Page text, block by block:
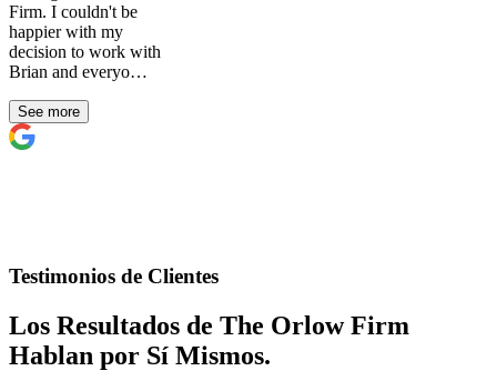
Firm. I couldn't be
happier with my
decision to work with
Brian and everyo…
See more
Testimonios de Clientes
Los Resultados de The Orlow Firm
Hablan por Sí Mismos.